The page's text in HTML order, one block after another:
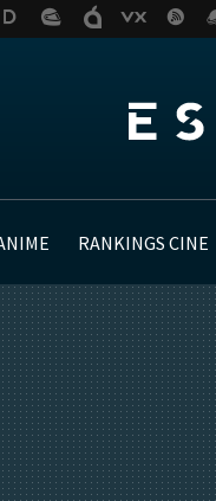
RANKINGS CINE